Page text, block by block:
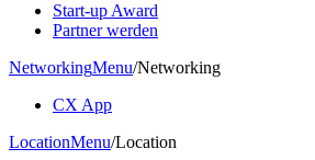
Start-up Award
Partner werden
NetworkingMenu/Networking
CX App
LocationMenu/Location